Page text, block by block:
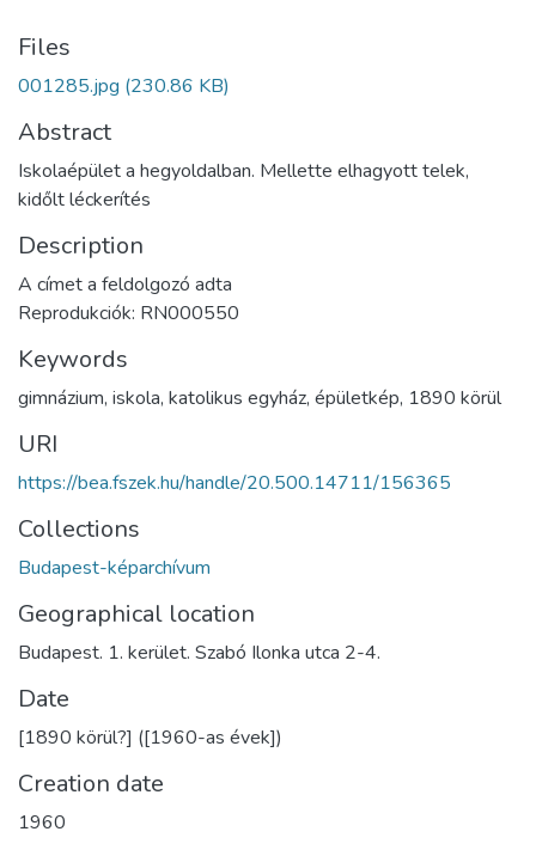
Files
001285.jpg (230.86 KB)
Abstract
Iskolaépület a hegyoldalban. Mellette elhagyott telek,
kidőlt léckerítés
Description
A címet a feldolgozó adta
Reprodukciók: RN000550
Keywords
gimnázium, iskola, katolikus egyház, épületkép, 1890 körül
URI
https://bea.fszek.hu/handle/20.500.14711/156365
Collections
Budapest-képarchívum
Geographical location
Budapest. 1. kerület. Szabó Ilonka utca 2-4.
Date
[1890 körül?] ([1960-as évek])
Creation date
1960